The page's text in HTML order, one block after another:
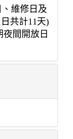
、維修日及
共計11天)
間開放日